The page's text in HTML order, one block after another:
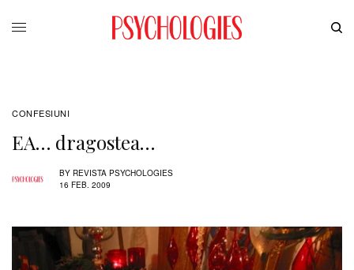
CONFESIUNI
EA… dragostea…
BY REVISTA PSYCHOLOGIES
16 FEB. 2009